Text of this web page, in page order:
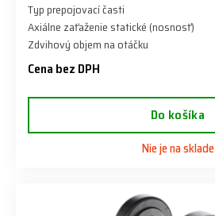
Typ prepojovací časti
Axiálne zaťaženie statické (nosnosť)
Zdvihový objem na otáčku
Cena bez DPH
Do košíka
Nie je na sklade